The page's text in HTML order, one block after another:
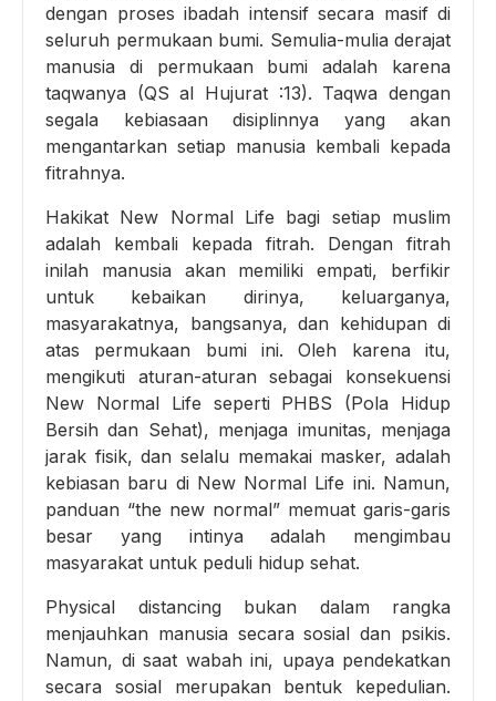
dengan proses ibadah intensif secara masif di
seluruh permukaan bumi. Semulia-mulia derajat
manusia di permukaan bumi adalah karena
taqwanya (QS al Hujurat :13). Taqwa dengan
segala kebiasaan disiplinnya yang akan
mengantarkan setiap manusia kembali kepada
fitrahnya.
Hakikat New Normal Life bagi setiap muslim
adalah kembali kepada fitrah. Dengan fitrah
inilah manusia akan memiliki empati, berfikir
untuk kebaikan dirinya, keluarganya,
masyarakatnya, bangsanya, dan kehidupan di
atas permukaan bumi ini. Oleh karena itu,
mengikuti aturan-aturan sebagai konsekuensi
New Normal Life seperti PHBS (Pola Hidup
Bersih dan Sehat), menjaga imunitas, menjaga
jarak fisik, dan selalu memakai masker, adalah
kebiasan baru di New Normal Life ini. Namun,
panduan “the new normal” memuat garis-garis
besar yang intinya adalah mengimbau
masyarakat untuk peduli hidup sehat.
Physical distancing bukan dalam rangka
menjauhkan manusia secara sosial dan psikis.
Namun, di saat wabah ini, upaya pendekatkan
secara sosial merupakan bentuk kepedulian.